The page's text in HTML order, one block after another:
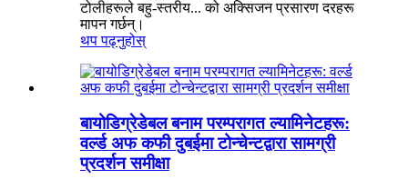
टोलीहरूले बहु-स्तरीय... को अक्सिजन प्रसारण दरहरू
मापन गर्छन्।
थप पढ्नुहोस्
बायोडिग्रेडेबल बनाम परम्परागत ल्यामिनेटहरू:
वर्ल्ड अफ कफी दुबईमा टोन्चेन्टद्वारा सामग्री
प्रदर्शन समीक्षा